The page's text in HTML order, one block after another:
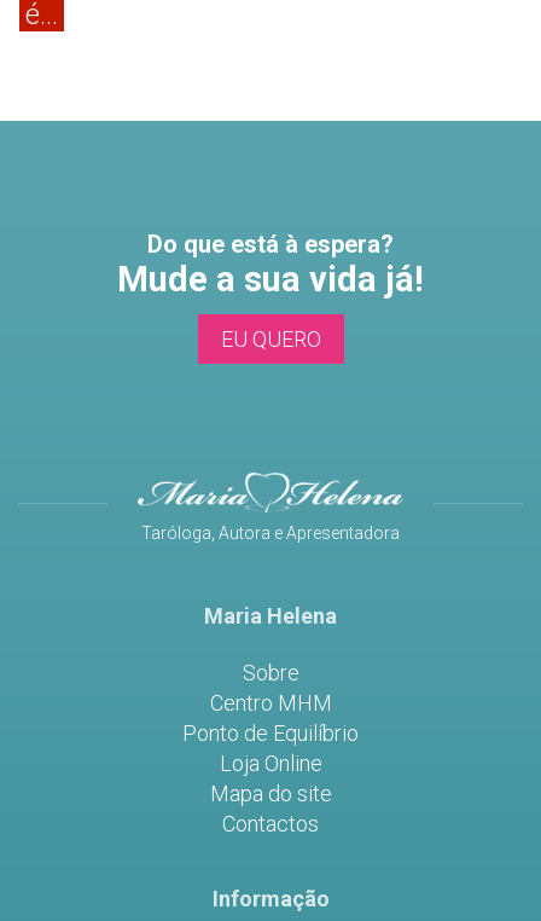
é...
Do que está à espera?
Mude a sua vida já!
EU QUERO
Taróloga, Autora e Apresentadora
Maria Helena
Sobre
Centro MHM
Ponto de Equilíbrio
Loja Online
Mapa do site
Contactos
Informação